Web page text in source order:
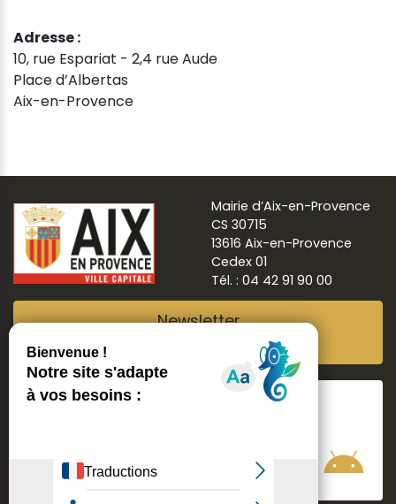
Adresse :
10, rue Espariat - 2,4 rue Aude
Place d’Albertas
Aix-en-Provence
Mairie d’Aix-en-Provence
CS 30715
13616 Aix-en-Provence
Cedex 01
Tél. : 04 42 91 90 00
Newsletter
Suivre Aix ma ville